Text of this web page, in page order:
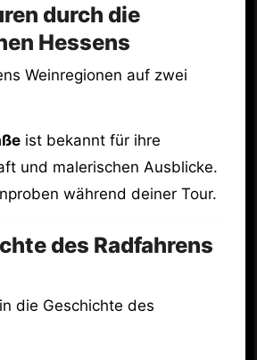
durch die
Hessens
Weinregionen auf zwei
ist bekannt für ihre
und malerischen Ausblicke.
während deiner Tour.
des Radfahrens
die Geschichte des